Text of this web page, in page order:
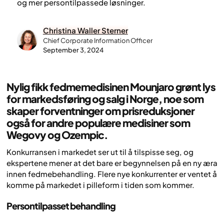
og mer persontilpassede løsninger.
Christina Waller Sterner
Chief Corporate Information Officer
September 3, 2024
Nylig fikk fedmemedisinen Mounjaro grønt lys
for markedsføring og salg i Norge, noe som
skaper forventninger om prisreduksjoner
også for andre populære medisiner som
Wegovy og Ozempic.
Konkurransen i markedet ser ut til å tilspisse seg, og
ekspertene mener at det bare er begynnelsen på en ny æra
innen fedmebehandling. Flere nye konkurrenter er ventet å
komme på markedet i pilleform i tiden som kommer.
Persontilpasset behandling